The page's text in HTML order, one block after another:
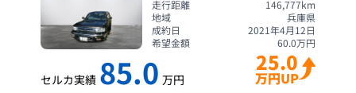
走行距離
146,777km
地域
兵庫県
成約日
2021年4月12日
希望金額
60.0万円
セルカ実績 85.0 万円
25.0
万円UP